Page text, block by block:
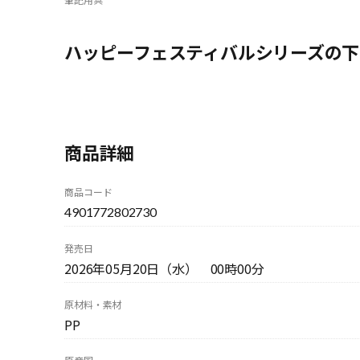
ハッピーフェスティバルシリーズの
商品詳細
商品コード
4901772802730
発売日
2026年05月20日（水） 00時00分
原材料・素材
PP